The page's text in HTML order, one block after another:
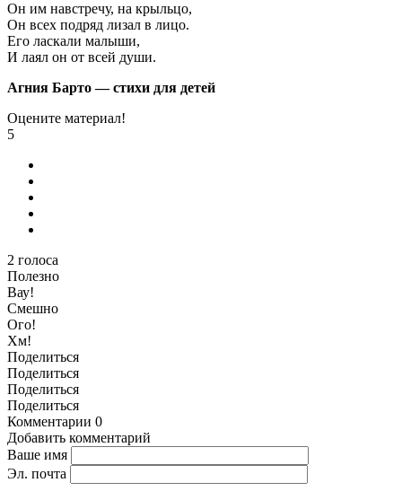
Он им навстречу, на крыльцо,
Он всех подряд лизал в лицо.
Его ласкали малыши,
И лаял он от всей души.
Агния Барто — стихи для детей
Оцените материал!
5
2 голоса
Полезно
Вау!
Смешно
Ого!
Хм!
Поделиться
Поделиться
Поделиться
Поделиться
Комментарии 0
Добавить комментарий
Ваше имя
Эл. почта